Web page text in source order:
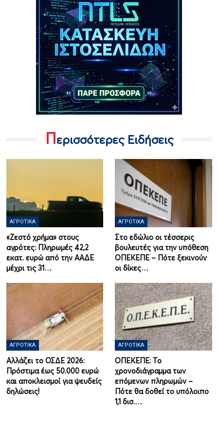
Περισσότερες Ειδήσεις
ΑΓΡΟΤΙΚΆ
«Ζεστό χρήμα» στους
αγρότες: Πληρωμές 42,2
εκατ. ευρώ από την ΑΑΔΕ
μέχρι τις 31…
ΑΓΡΟΤΙΚΆ
Στο εδώλιο οι τέσσερις
βουλευτές για την υπόθεση
ΟΠΕΚΕΠΕ – Πότε ξεκινούν
οι δίκες…
ΑΓΡΟΤΙΚΆ
Αλλάζει το ΟΣΔΕ 2026:
Πρόστιμα έως 50.000 ευρώ
και αποκλεισμοί για ψευδείς
δηλώσεις!
ΑΓΡΟΤΙΚΆ
ΟΠΕΚΕΠΕ: Το
χρονοδιάγραμμα των
επόμενων πληρωμών –
Πότε θα δοθεί το υπόλοιπο
1,1 δισ.…